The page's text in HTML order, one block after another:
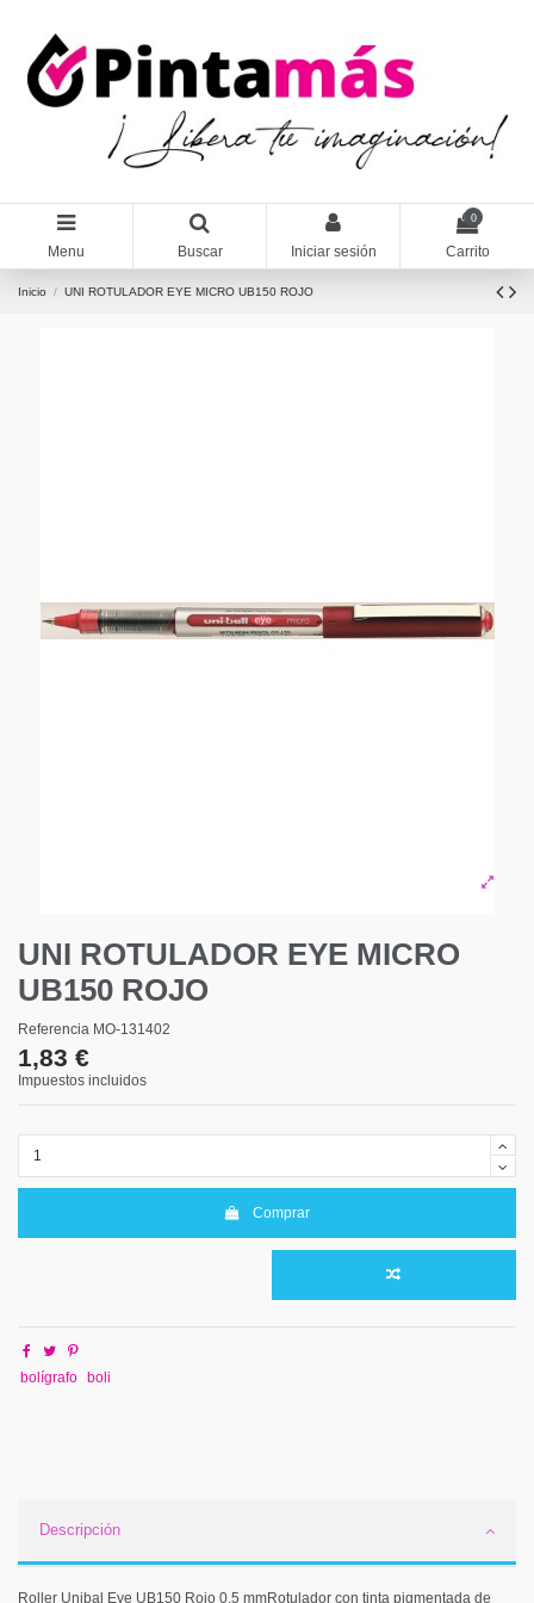
Menu Buscar Iniciar sesión
0
Carrito
Inicio UNI ROTULADOR EYE MICRO UB150 ROJO
UNI ROTULADOR EYE MICRO
UB150 ROJO
Referencia MO-131402
1,83 €
Impuestos incluidos
Comprar
bolígrafo boli
Descripción
Roller Unibal Eye UB150 Rojo 0,5 mmRotulador con tinta pigmentada de